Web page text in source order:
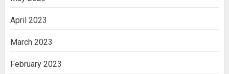
April 2023
March 2023
February 2023